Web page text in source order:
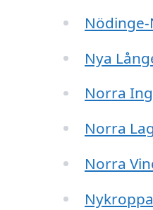
Nya
Norra
Norra
Norra
Nykroppa